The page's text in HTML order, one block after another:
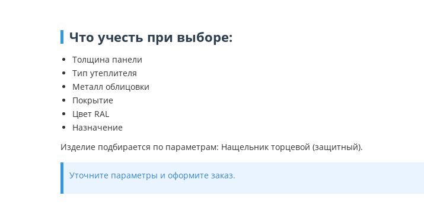
Что учесть при выборе:
Толщина панели
Тип утеплителя
Металл облицовки
Покрытие
Цвет RAL
Назначение
Изделие подбирается по параметрам: Нащельник торцевой (защитный).
Уточните параметры и оформите заказ.